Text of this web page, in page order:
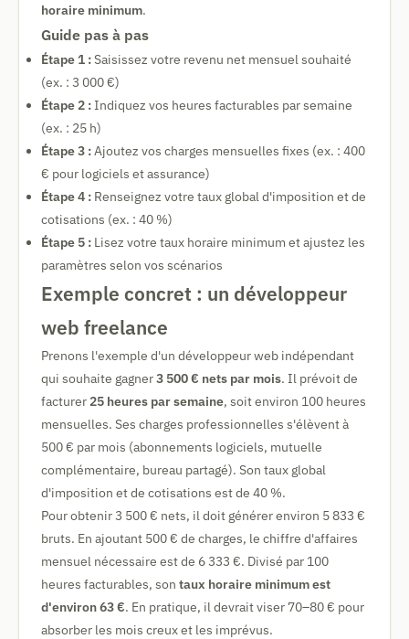
horaire minimum.
Guide pas à pas
Étape 1 :Saisissez votre revenu net mensuel souhaité
(ex. : 3 000 €)
Étape 2 :Indiquez vos heures facturables par semaine
(ex. : 25 h)
Étape 3 :Ajoutez vos charges mensuelles fixes (ex. : 400
€ pour logiciels et assurance)
Étape 4 : Renseignez votre taux global d'imposition et de
cotisations (ex. : 40 %)
Étape 5 : Lisez votre taux horaire minimum et ajustez les
paramètres selon vos scénarios
Exemple concret : un développeur
web freelance
Prenons l'exemple d'un développeur web indépendant
qui souhaite gagner3 500 € nets par mois. Il prévoit de
facturer 25 heures par semaine, soit environ 100 heures
mensuelles. Ses charges professionnelles s'élèvent à
500 € par mois (abonnements logiciels, mutuelle
complémentaire, bureau partagé). Son taux global
d'imposition et de cotisations est de 40 %.
Pour obtenir 3 500 € nets, il doit générer environ 5 833 €
bruts. En ajoutant 500 € de charges, le chiffre d'affaires
mensuel nécessaire est de 6 333 €. Divisé par 100
heures facturables, son taux horaire minimum est
d'environ 63 €. En pratique, il devrait viser 70–80 € pour
absorber les mois creux et les imprévus.